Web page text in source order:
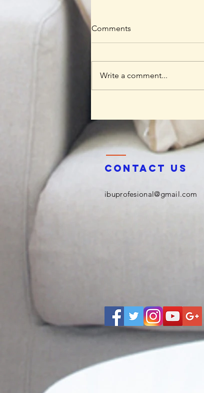
Berani: Kisah Hangat
BERGEMA di Palembang
Comments
Write a comment...
Contact us
ibuprofesional@gmail.com